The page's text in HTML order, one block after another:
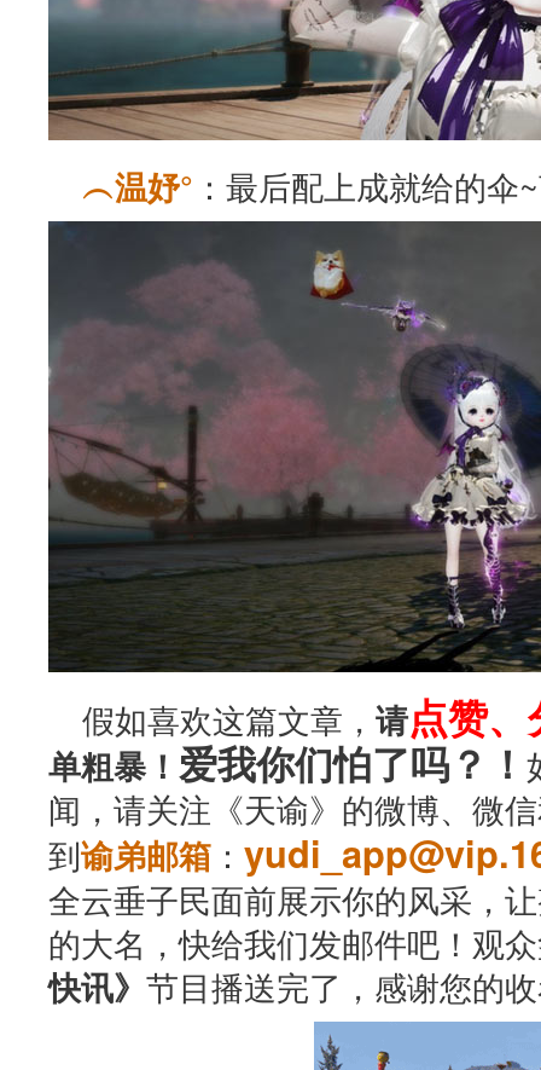
︵温妤° ：最后配上成就给的伞
假如喜欢这篇文章， 请点赞、
单粗暴！ 爱我你们怕了吗？！
闻，请关注《天谕》的微博、微
到谕弟邮箱 ：
全云垂子民面前展示你的风采，
的大名，快给我们发邮件吧！观
快讯》 节目播送完了，感谢您的